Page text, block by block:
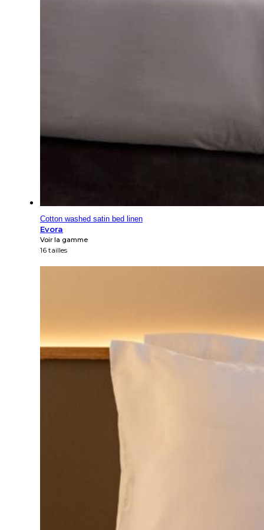
Cotton washed satin bed linen
Evora
Voir la gamme
16 tailles